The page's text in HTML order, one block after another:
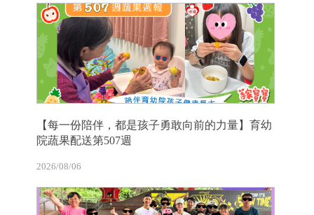
【每一份陪伴，都是孩子勇敢向前的力量】育幼
院蔬果配送第507週
2026/08/06